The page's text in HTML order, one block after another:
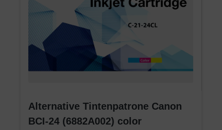
Alternative Tintenpatrone Canon
BCI-24 (6882A002) color